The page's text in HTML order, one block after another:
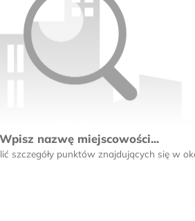
Wpisz nazwę miejscowości...
szczegóły punktów znajdujących się w